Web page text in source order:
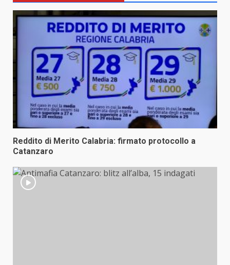
Reddito di Merito Calabria: firmato protocollo a
Catanzaro